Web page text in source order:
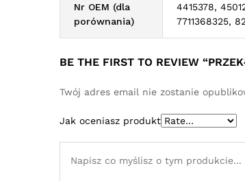
Nr OEM (dla
porównania)
4415378,
7711368325,
BE THE FIRST TO REVIEW
Twój adres email nie zostanie
Jak oceniasz produkt